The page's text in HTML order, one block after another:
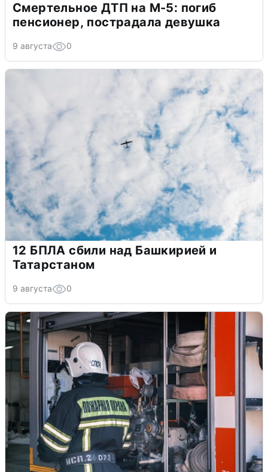
Смертельное ДТП на М-5: погиб
пенсионер, пострадала девушка
9 августа 0
12 БПЛА сбили над Башкирией и
Татарстаном
9 августа 0